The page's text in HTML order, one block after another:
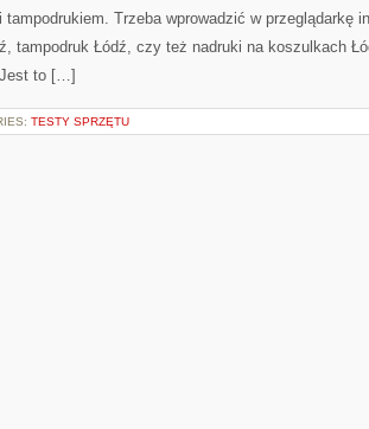
tampodrukiem. Trzeba wprowadzić w przeglądarkę
tampodruk Łódź, czy też nadruki na koszulkach
to […]
TESTY SPRZĘTU